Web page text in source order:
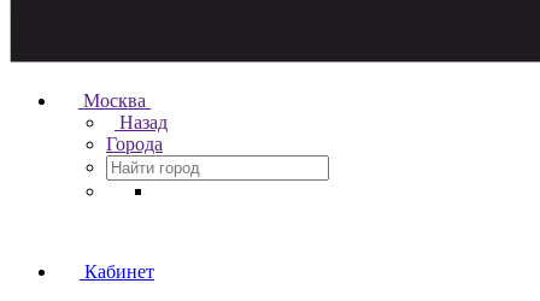
Москва
Назад
Города
Кабинет